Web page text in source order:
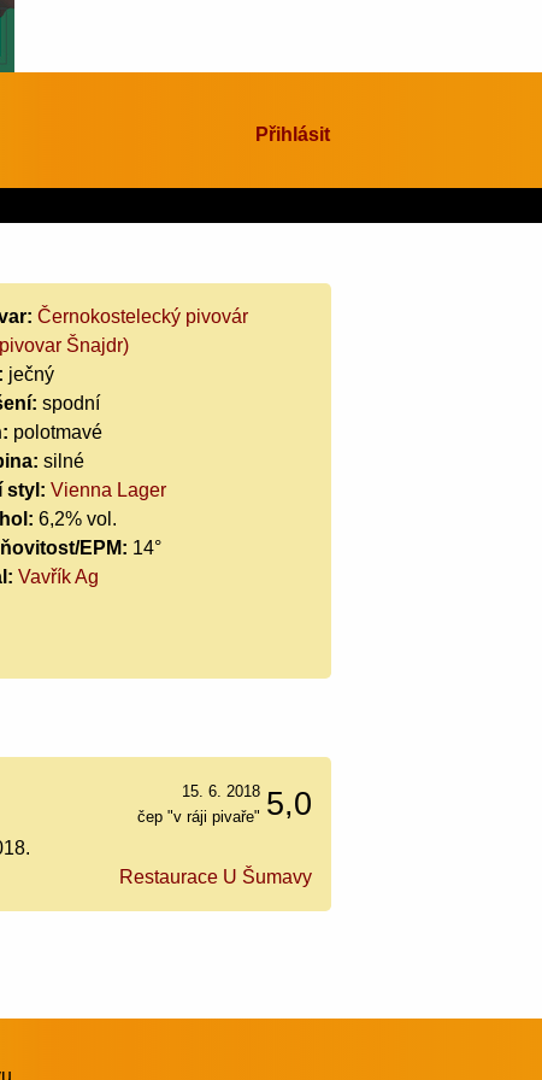
Přihlásit
Černokostelecký pivovár
Šnajdr)
ječný
spodní
polotmavé
silné
styl: Vienna Lager
6,2% vol.
EPM: 14°
Vavřík Ag
5,0
15. 6. 2018
čep "v ráji pivaře"
Restaurace U Šumavy